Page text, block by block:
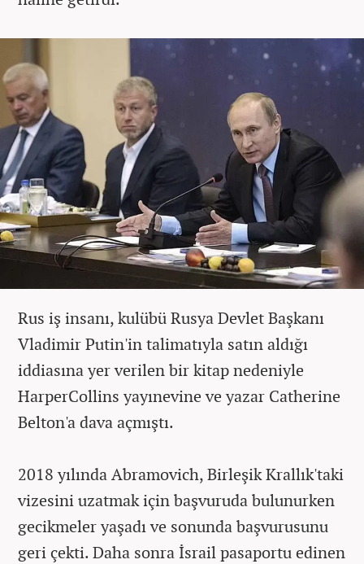
Rus iş insanı, kulübü Rusya Devlet Başkanı
Vladimir Putin'in talimatıyla satın aldığı
iddiasına yer verilen bir kitap nedeniyle
HarperCollins yayınevine ve yazar Catherine
Belton'a dava açmıştı.
2018 yılında Abramovich, Birleşik Krallık'taki
vizesini uzatmak için başvuruda bulunurken
gecikmeler yaşadı ve sonunda başvurusunu
geri çekti. Daha sonra İsrail pasaportu edinen